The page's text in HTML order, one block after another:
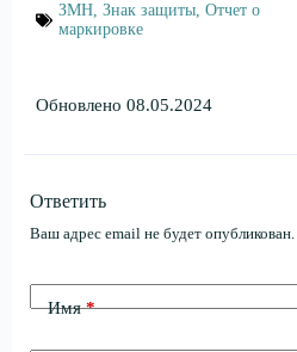
ЗМН, Знак защиты, Отчет о
маркировке
Обновлено 08.05.2024
Ответить
Ваш адрес email не будет опубликован.
Имя*